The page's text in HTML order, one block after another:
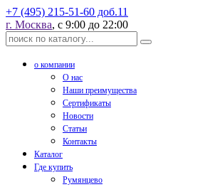
+7 (495) 215-51-60 доб.11
г. Москва, с 9:00 до 22:00
о компании
О нас
Наши преимущества
Сертификаты
Новости
Статьи
Контакты
Каталог
Где купить
Румянцево